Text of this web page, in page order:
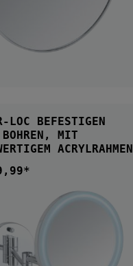
BOHREN, MIT
ACRYLRAHMEN
Preis: